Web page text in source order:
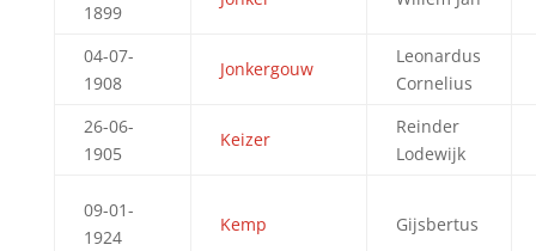
1899
04-07-
1908
Jonkergouw
Leonardus
Cornelius
26-06-
1905
Keizer
Reinder
Lodewijk
09-01-
1924
Kemp Gijsbertus